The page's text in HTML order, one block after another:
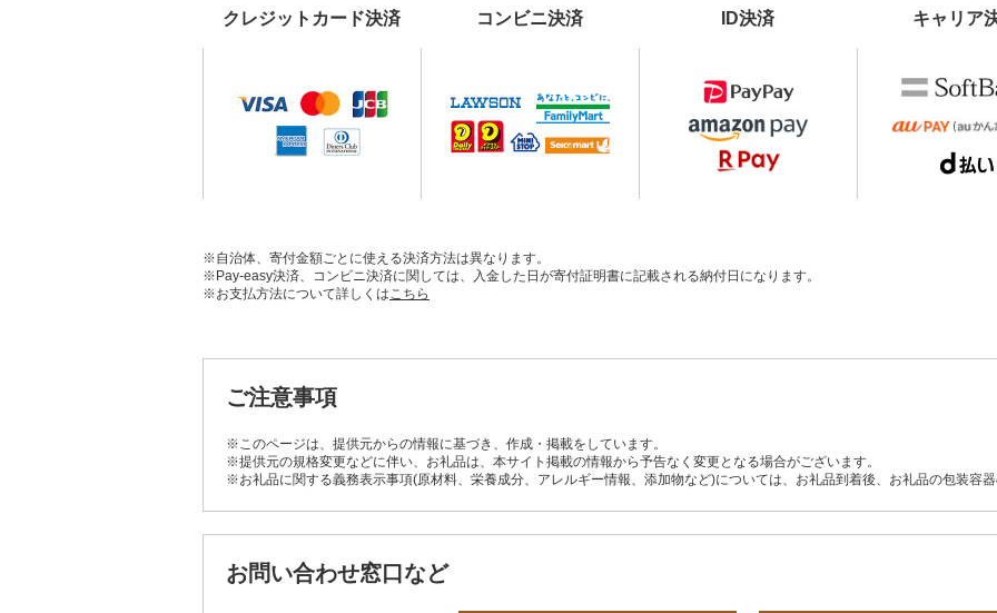
クレジットカード決済 コンビニ決済 ID決済 キャリア
※自治体、寄付金額ごとに使える決済方法は異なります。
※Pay-easy決済、コンビニ決済に関しては、入金した日が寄付証明書に記載される納付日になります。
※お支払方法について詳しくはこちら
ご注意事項
※このページは、提供元からの情報に基づき、作成・掲載をしています。
※提供元の規格変更などに伴い、お礼品は、本サイト掲載の情報から予告なく変更となる場合がございます。
※お礼品に関する義務表示事項(原材料、栄養成分、アレルギー情報、添加物など)については、お礼品到着後、お礼品の包装容
お問い合わせ窓口など